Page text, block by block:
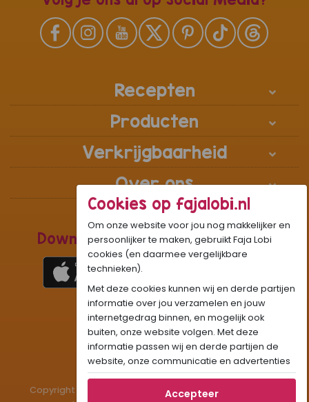
Recepten
Producten
Verkrijgbaarheid
Over ons
Download de Recepten Webapp
WhatsApp Community:
Onze gifjes al eens geprobeerd?: GIF
Beleef Sandhia’s Recepten in:
Copyright © 1983 - 2026 Stichting Administratiekantoor
Cookies op fajalobi.nl
Om onze website voor jou nog makkelijker en
persoonlijker te maken, gebruikt Faja Lobi
cookies (en daarmee vergelijkbare
technieken).
Met deze cookies kunnen wij en derde partijen
informatie over jou verzamelen en jouw
internetgedrag binnen, en mogelijk ook
buiten, onze website volgen. Met deze
informatie passen wij en derde partijen de
website, onze communicatie en advertenties
aan op jouw interesses en profiel. Daarnaast
kan je door deze cookies informatie delen via
Accepteer